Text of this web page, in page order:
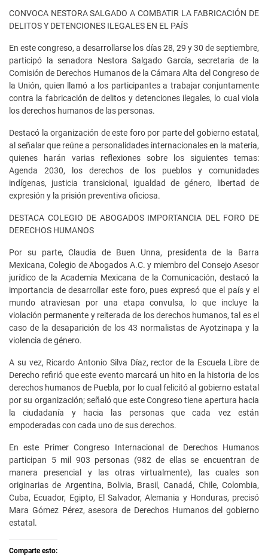
CONVOCA NESTORA SALGADO A COMBATIR LA FABRICACIÓN DE
DELITOS Y DETENCIONES ILEGALES EN EL PAÍS
En este congreso, a desarrollarse los días 28, 29 y 30 de septiembre,
participó la senadora Nestora Salgado García, secretaria de la
Comisión de Derechos Humanos de la Cámara Alta del Congreso de
la Unión, quien llamó a los participantes a trabajar conjuntamente
contra la fabricación de delitos y detenciones ilegales, lo cual viola
los derechos humanos de las personas.
Destacó la organización de este foro por parte del gobierno estatal,
al señalar que reúne a personalidades internacionales en la materia,
quienes harán varias reflexiones sobre los siguientes temas:
Agenda 2030, los derechos de los pueblos y comunidades
indígenas, justicia transicional, igualdad de género, libertad de
expresión y la prisión preventiva oficiosa.
DESTACA COLEGIO DE ABOGADOS IMPORTANCIA DEL FORO DE
DERECHOS HUMANOS
Por su parte, Claudia de Buen Unna, presidenta de la Barra
Mexicana, Colegio de Abogados A.C. y miembro del Consejo Asesor
jurídico de la Academia Mexicana de la Comunicación, destacó la
importancia de desarrollar este foro, pues expresó que el país y el
mundo atraviesan por una etapa convulsa, lo que incluye la
violación permanente y reiterada de los derechos humanos, tal es el
caso de la desaparición de los 43 normalistas de Ayotzinapa y la
violencia de género.
A su vez, Ricardo Antonio Silva Díaz, rector de la Escuela Libre de
Derecho refirió que este evento marcará un hito en la historia de los
derechos humanos de Puebla, por lo cual felicitó al gobierno estatal
por su organización; señaló que este Congreso tiene apertura hacia
la ciudadanía y hacia las personas que cada vez están
empoderadas con cada uno de sus derechos.
En este Primer Congreso Internacional de Derechos Humanos
participan 5 mil 903 personas (982 de ellas se encuentran de
manera presencial y las otras virtualmente), las cuales son
originarias de Argentina, Bolivia, Brasil, Canadá, Chile, Colombia,
Cuba, Ecuador, Egipto, El Salvador, Alemania y Honduras, precisó
Mara Gómez Pérez, asesora de Derechos Humanos del gobierno
estatal.
Comparte esto: